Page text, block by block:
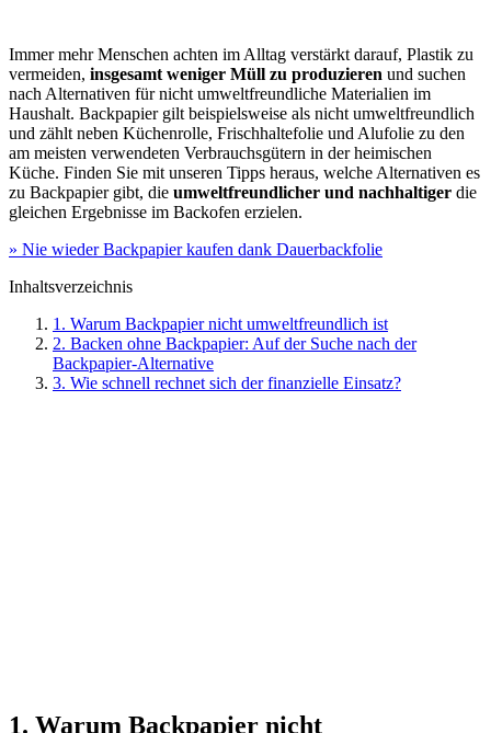
Immer mehr Menschen achten im Alltag verstärkt darauf, Plastik zu
vermeiden, insgesamt weniger Müll zu produzieren und suchen
nach Alternativen für nicht umweltfreundliche Materialien im
Haushalt. Backpapier gilt beispielsweise als nicht umweltfreundlich
und zählt neben Küchenrolle, Frischhaltefolie und Alufolie zu den
am meisten verwendeten Verbrauchsgütern in der heimischen
Küche. Finden Sie mit unseren Tipps heraus, welche Alternativen es
zu Backpapier gibt, die umweltfreundlicher und nachhaltiger die
gleichen Ergebnisse im Backofen erzielen.
» Nie wieder Backpapier kaufen dank Dauerbackfolie
Inhaltsverzeichnis
1. Warum Backpapier nicht umweltfreundlich ist
2. Backen ohne Backpapier: Auf der Suche nach der
Backpapier-Alternative
3. Wie schnell rechnet sich der finanzielle Einsatz?
1. Warum Backpapier nicht